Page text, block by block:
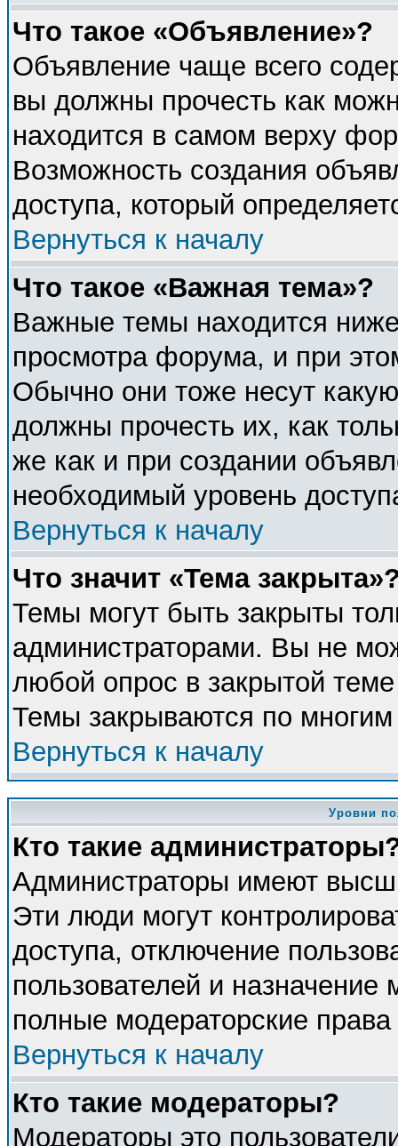
Что такое «Объявление»?
Объявление чаще всего
вы должны прочесть как
находится в самом верху
Возможность создания
доступа, который
Вернуться к началу
Что такое «Важная тема»?
Важные темы находится
просмотра форума, и при
Обычно они тоже несут
должны прочесть их, как
же как и при создании
необходимый уровень
Вернуться к началу
Что значит «Тема
Темы могут быть закрыты
администраторами. Вы не
любой опрос в закрытой
Темы закрываются по
Вернуться к началу
Уровни
Кто такие
Администраторы имеют
Эти люди могут
доступа, отключение
пользователей и
полные модераторские
Вернуться к началу
Кто такие модераторы?
Модераторы это